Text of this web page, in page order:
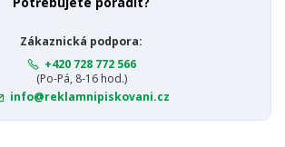
Zákaznická podpora:
+420 728 772 566
(Po-Pá, 8-16 hod.)
info@reklamnipiskovani.cz